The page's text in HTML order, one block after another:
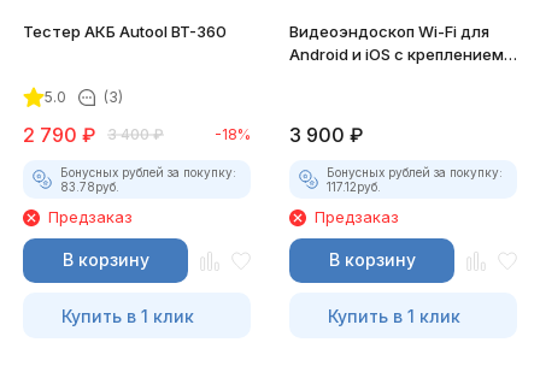
Тестер АКБ Autool BT-360
5.0 (3)
2 790 ₽ 3 400 ₽ -18%
Бонусных рублей за покупку:
83.78руб.
Предзаказ
В корзину
Купить в 1 клик
Видеоэндоскоп Wi-Fi для
Android и iOS с креплением
3 900 ₽
Бонусных рублей за покупку:
117.12руб.
Предзаказ
В корзину
Купить в 1 клик